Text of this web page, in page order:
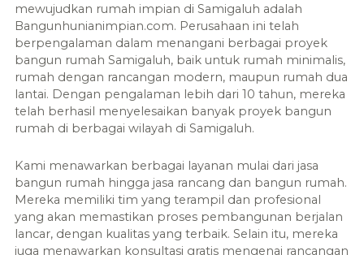
mewujudkan rumah impian di Samigaluh adalah
Bangunhunianimpian.com. Perusahaan ini telah
berpengalaman dalam menangani berbagai proyek
bangun rumah Samigaluh, baik untuk rumah minimalis,
rumah dengan rancangan modern, maupun rumah dua
lantai. Dengan pengalaman lebih dari 10 tahun, mereka
telah berhasil menyelesaikan banyak proyek bangun
rumah di berbagai wilayah di Samigaluh.
Kami menawarkan berbagai layanan mulai dari jasa
bangun rumah hingga jasa rancang dan bangun rumah.
Mereka memiliki tim yang terampil dan profesional
yang akan memastikan proses pembangunan berjalan
lancar, dengan kualitas yang terbaik. Selain itu, mereka
juga menawarkan konsultasi gratis mengenai rancangan